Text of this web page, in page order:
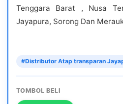
Tenggara Barat , Nusa
Jayapura, Sorong Dan
#Distributor Atap transparan
TOMBOL BELI